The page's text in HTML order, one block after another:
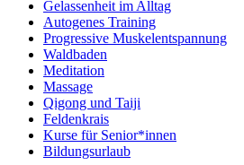
Gelassenheit im Alltag
Autogenes Training
Progressive Muskelentspannung
Waldbaden
Meditation
Massage
Qigong und Taiji
Feldenkrais
Kurse für Senior*innen
Bildungsurlaub